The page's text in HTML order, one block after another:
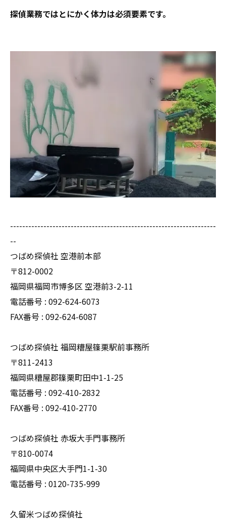
探偵業務ではとにかく体力は必須要素です。
--------------------------------------------------------------------
--
つばめ探偵社 空港前本部
〒812-0002
福岡県福岡市博多区 空港前3-2-11
電話番号 : 092-624-6073
FAX番号 : 092-624-6087
つばめ探偵社 福岡糟屋篠栗駅前事務所
〒811-2413
福岡県糟屋郡篠栗町田中1-1-25
電話番号 : 092-410-2832
FAX番号 : 092-410-2770
つばめ探偵社 赤坂大手門事務所
〒810-0074
福岡県中央区大手門1-1-30
電話番号 : 0120-735-999
久留米つばめ探偵社